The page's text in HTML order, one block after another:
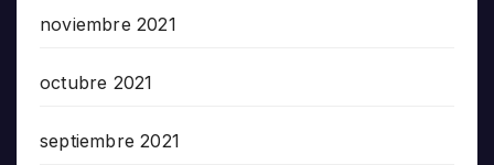
noviembre 2021
octubre 2021
septiembre 2021